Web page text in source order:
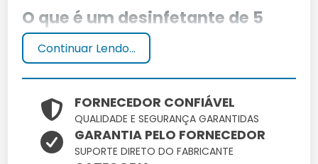
O que é um desinfetante de 5
litros?
O desinfetante de 5 litros é uma solução de limpeza
demandam alto volume de higienização. Disponível
em diversas fragrâncias, oferece eficiência na
eliminação de germes e bactérias.
Continuar Lendo...
FORNECEDOR CONFIÁVEL
QUALIDADE E SEGURANÇA GARANTIDAS
GARANTIA PELO FORNECEDOR
SUPORTE DIRETO DO FABRICANTE